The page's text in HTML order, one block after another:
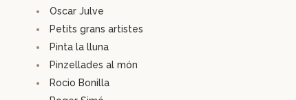
Oscar Julve
Petits grans artistes
Pinta la lluna
Pinzellades al món
Rocio Bonilla